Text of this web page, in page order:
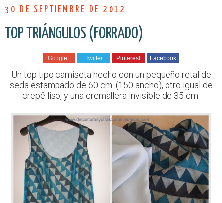
30 DE SEPTIEMBRE DE 2012
TOP TRIÁNGULOS (FORRADO)
Google+ Twitter Pinterest Facebook
Un top tipo camiseta hecho con un pequeño retal de
seda estampado de 60 cm. (150 ancho), otro igual de
crepê liso, y una cremallera invisible de 35 cm.